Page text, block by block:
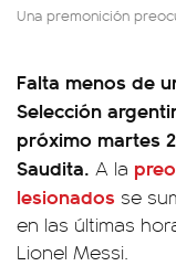
Una premonición
Falta menos de
Selección
próximo martes
Saudita. A la
lesionados se
en las últimas
Lionel Messi.